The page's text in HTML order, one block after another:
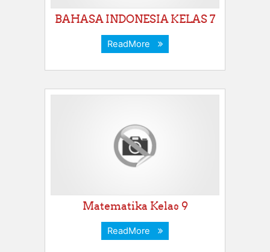
BAHASA INDONESIA KELAS 7
ReadMore
Matematika Kelas 9
ReadMore